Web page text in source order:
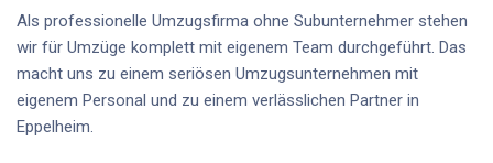
Als professionelle Umzugsfirma ohne Subunternehmer stehen
wir für Umzüge komplett mit eigenem Team durchgeführt. Das
macht uns zu einem seriösen Umzugsunternehmen mit
eigenem Personal und zu einem verlässlichen Partner in
Eppelheim.